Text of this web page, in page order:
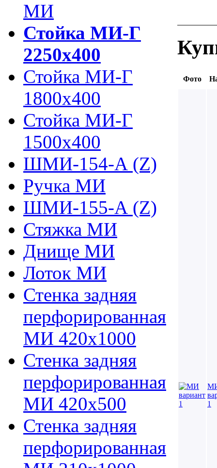
МИ
Стойка МИ-Г
2250х400
Стойка МИ-Г
1800х400
Стойка МИ-Г
1500х400
ШМИ-154-А (Z)
Ручка МИ
ШМИ-155-А (Z)
Стяжка МИ
Днище МИ
Лоток МИ
Стенка задняя
перфорированная
МИ 420х1000
Стенка задняя
перфорированная
МИ 420х500
Стенка задняя
перфорированная
Фото
1